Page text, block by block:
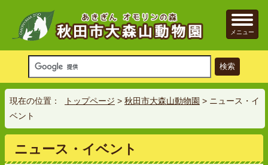
メニュー
現在の位置： トップページ > 秋田市大森山動物園 > ニュース・イ
ベント
ニュース・イベント